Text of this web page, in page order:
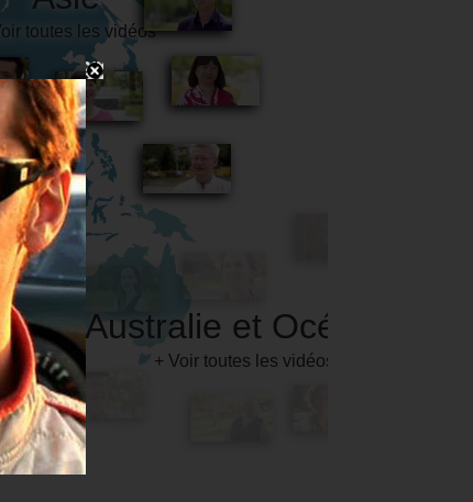
Australie et Océanie
+ Voir toutes les vidéos